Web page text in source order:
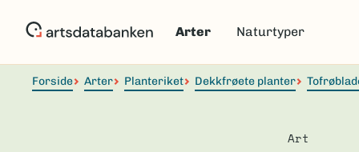
Arter Naturtyper
Forside Arter Planteriket Dekkfrøete planter
Art